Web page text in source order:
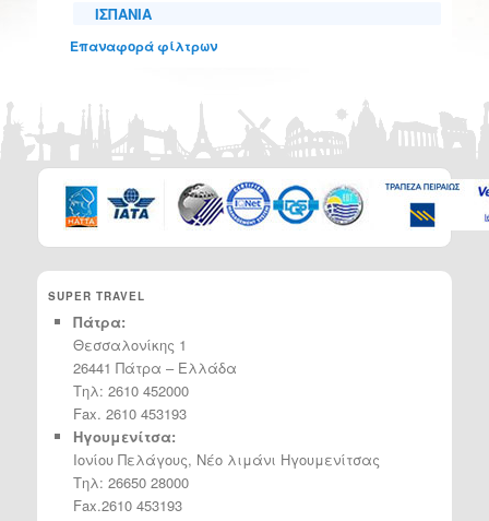
ΙΣΠΑΝΙΑ
Επαναφορά φίλτρων
SUPER TRAVEL
Πάτρα:
Θεσσαλονίκης 1
26441 Πάτρα – Ελλάδα
Τηλ: 2610 452000
Fax. 2610 453193
Ηγουμενίτσα:
Ιονίου Πελάγους, Νέο λιμάνι Ηγουμενίτσας
Τηλ: 26650 28000
Fax.2610 453193